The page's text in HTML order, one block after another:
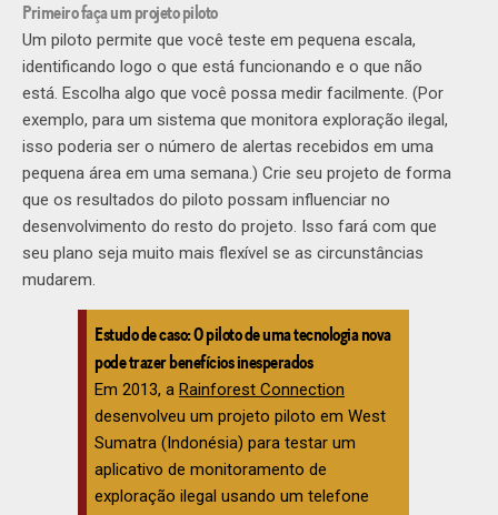
Primeiro faça um projeto piloto
Um piloto permite que você teste em pequena escala,
identificando logo o que está funcionando e o que não
está. Escolha algo que você possa medir facilmente. (Por
exemplo, para um sistema que monitora exploração ilegal,
isso poderia ser o número de alertas recebidos em uma
pequena área em uma semana.) Crie seu projeto de forma
que os resultados do piloto possam influenciar no
desenvolvimento do resto do projeto. Isso fará com que
seu plano seja muito mais flexível se as circunstâncias
mudarem.
Estudo de caso: O piloto de uma tecnologia nova
pode trazer benefícios inesperados
Em 2013, a Rainforest Connection
desenvolveu um projeto piloto em West
Sumatra (Indonésia) para testar um
aplicativo de monitoramento de
exploração ilegal usando um telefone